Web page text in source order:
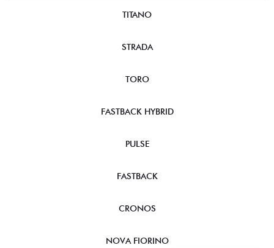
TITANO
STRADA
TORO
FASTBACK HYBRID
PULSE
FASTBACK
CRONOS
NOVA FIORINO